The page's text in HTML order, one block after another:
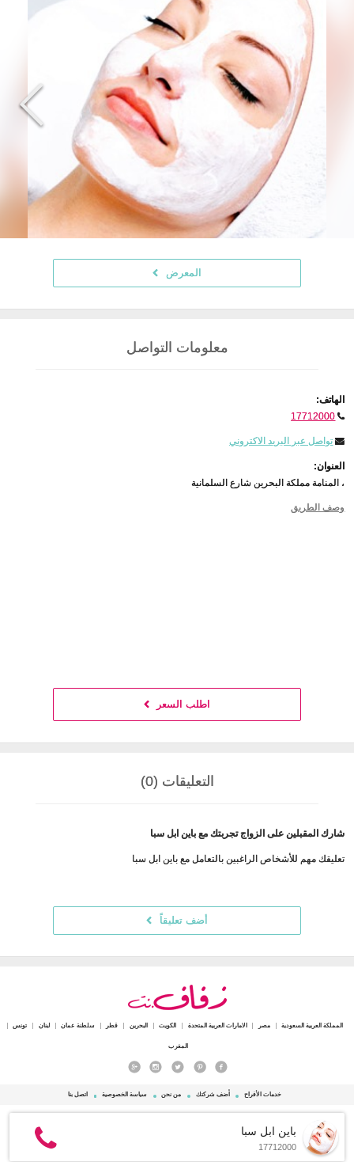
المعرض
معلومات التواصل
الهاتف:
17712000
تواصل عبر البريد الاكتروني
العنوان:
، المنامة مملكة البحرين شارع السلمانية
وصف الطريق
اطلب السعر
التعليقات (0)
شارك المقبلين على الزواج تجربتك مع باين ابل سبا
تعليقك مهم للأشخاص الراغبين بالتعامل مع باين ابل سبا
أضف تعليقاً
باين ابل سبا
17712000
المملكة العربية السعودية مصر الامارات العربية المتحدة الكويت البحرين قطر سلطنة عمان لبنان تونس
المغرب
خدمات الأفراح أضف شركتك من نحن سياسة الخصوصية اتصل بنا